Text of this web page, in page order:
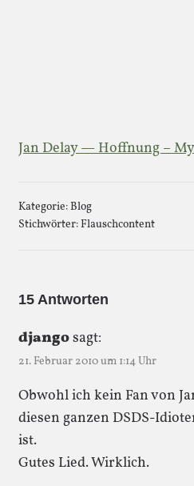
Jan Delay — Hoffnung –
Kategorie:Blog
Stichwörter:Flauschcontent
15 Antworten
djangosagt:
21. Februar 2010 um 1:14 Uhr
Obwohl ich kein Fan von
diesen ganzen DSDS-
ist.
Gutes Lied. Wirklich.